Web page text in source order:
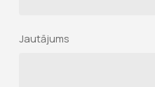
Jautājums